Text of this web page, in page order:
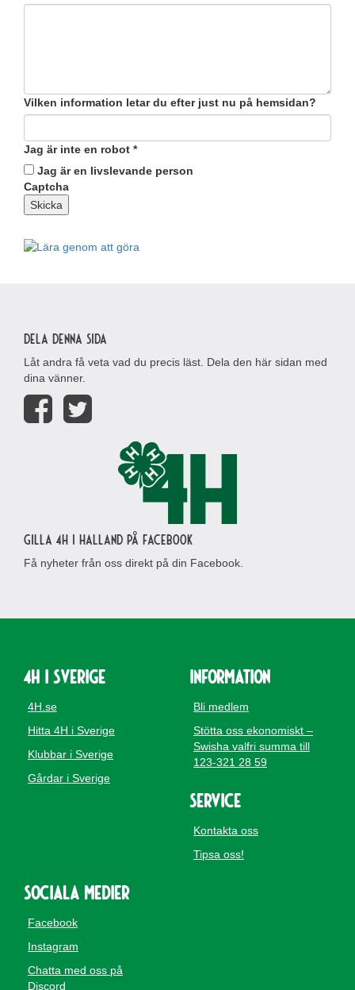
Vilken information letar du efter just nu på hemsidan?
Jag är inte en robot *
Jag är en livslevande person
Captcha
Skicka
Dela denna sida
Låt andra få veta vad du precis läst. Dela den här sidan med
dina vänner.
Gilla 4H i Halland på Facebook
Få nyheter från oss direkt på din Facebook.
4H i Sverige
4H.se
Hitta 4H i Sverige
Klubbar i Sverige
Gårdar i Sverige
Information
Bli medlem
Stötta oss ekonomiskt –
Swisha valfri summa till
123-321 28 59
Service
Kontakta oss
Tipsa oss!
Sociala medier
Facebook
Instagram
Chatta med oss på
Discord